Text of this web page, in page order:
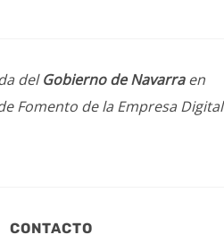
delGobierno de Navarraen
Fomento de la Empresa Digital
CONTACTO